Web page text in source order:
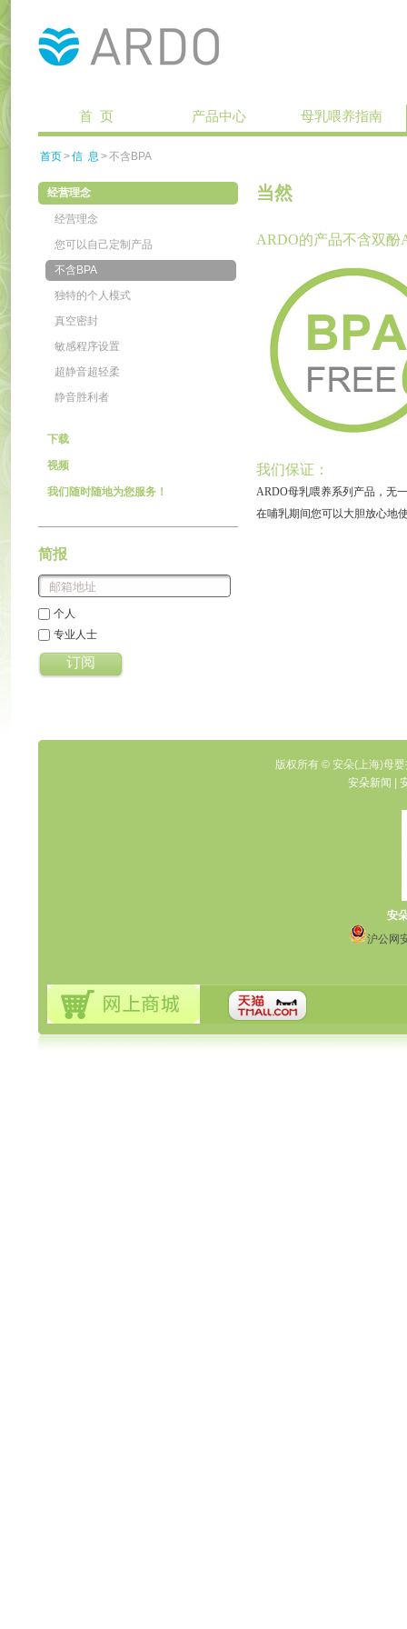
首 页 产品中心 母乳喂养指南
首页>信 息 >不含BPA
经营理念
经营理念
您可以自己定制产品
不含BPA
独特的个人模式
真空密封
敏感程序设置
超静音超轻柔
静音胜利者
下载
视频
我们随时随地为您服务！
简报
个人
专业人士
订阅
当然
ARDO的产品不含双酚
我们保证：
ARDO母乳喂养系列产品，无
在哺乳期间您可以大胆放心地
版权所有 © 安朵(上海)母
安朵新闻
安
沪公网